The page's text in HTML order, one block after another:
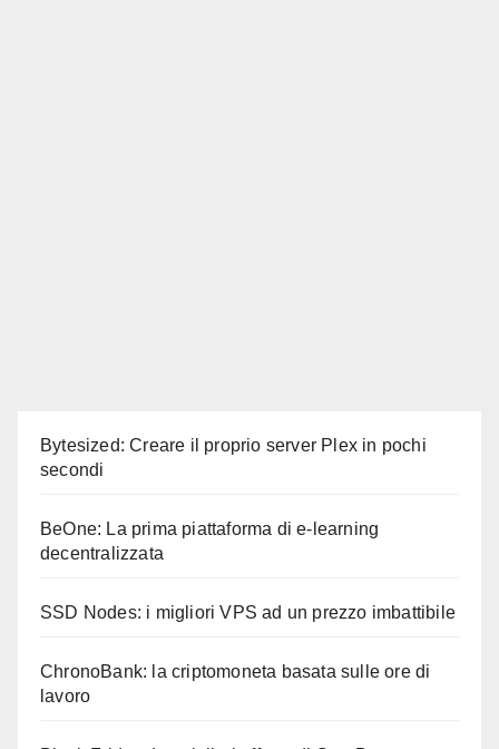
Bytesized: Creare il proprio server Plex in pochi
secondi
BeOne: La prima piattaforma di e-learning
decentralizzata
SSD Nodes: i migliori VPS ad un prezzo imbattibile
ChronoBank: la criptomoneta basata sulle ore di
lavoro